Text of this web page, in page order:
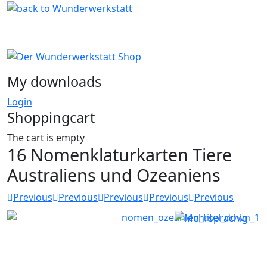
My downloads
Login
Shoppingcart
The cart is empty
16 Nomenklaturkarten Tiere
Australiens und Ozeaniens
Previous Previous Previous Previous Previous